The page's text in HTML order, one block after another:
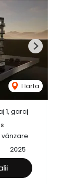
Harta
Next
1, garaj
2025